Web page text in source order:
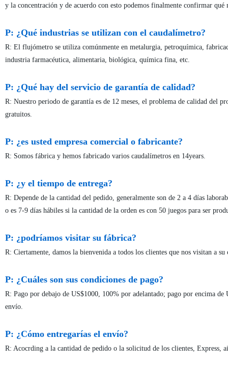
y la concentración y de acuerdo con esto podemos finalmente confirmar
P: ¿Qué industrias se utilizan con el caudalímetro?
R: El flujómetro se utiliza comúnmente en metalurgia, petroquímica,
industria farmacéutica, alimentaria, biológica, química fina, etc.
P: ¿Qué hay del servicio de garantía de calidad?
R: Nuestro periodo de garantía es de 12 meses, el problema de calidad del
gratuitos.
P: ¿es usted empresa comercial o fabricante?
R: Somos fábrica y hemos fabricado varios caudalímetros en 14years.
P: ¿y el tiempo de entrega?
R: Depende de la cantidad del pedido, generalmente son de 2 a 4 días
o es 7-9 días hábiles si la cantidad de la orden es con 50 juegos para ser
P: ¿podríamos visitar su fábrica?
R: Ciertamente, damos la bienvenida a todos los clientes que nos visitan a
P: ¿Cuáles son sus condiciones de pago?
R: Pago por debajo de US$1000, 100% por adelantado; pago por encima
envío.
P: ¿Cómo entregarías el envío?
R: Acocrding a la cantidad de pedido o la solicitud de los clientes, Express,